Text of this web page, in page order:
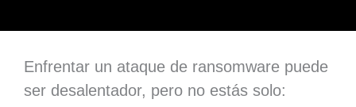
Enfrentar un ataque de ransomware puede
ser desalentador, pero no estás solo: